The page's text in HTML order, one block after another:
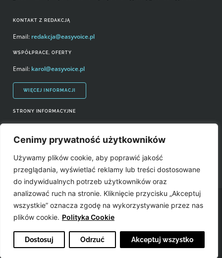
Cenimy prywatność użytkowników
Używamy plików cookie, aby poprawić jakość
przeglądania, wyświetlać reklamy lub treści dostosowane
do indywidualnych potrzeb użytkowników oraz
analizować ruch na stronie. Kliknięcie przycisku „Akceptuj
wszystkie” oznacza zgodę na wykorzystywanie przez nas
plików cookie. Polityka Cookie
Dostosuj Odrzuć Akceptuj wszystko
STRONY INFORMACYJNE
Prawa autorskie i wykorzystywanie treści serwisu
Źródła
KONTAKT Z REDAKCJĄ
Email: redakcja@easyvoice.pl
WSPÓŁPRACE, OFERTY
Email: karol@easyvoice.pl
WIĘCEJ INFORMACJI
Easyvoice.pl © 2006-2022. Wszystkie prawa zastrzeżone. Stronę zrobiły: